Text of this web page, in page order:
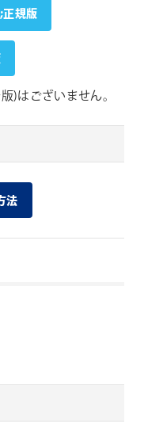
規版
)はございません。
法